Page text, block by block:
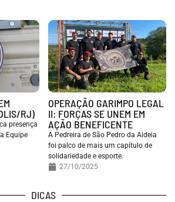
RJ)
presença
Equipe
OPERAÇÃO GARIMPO LEGAL
II: FORÇAS SE UNEM EM
AÇÃO BENEFICENTE
A Pedreira de São Pedro da Aldeia
foi palco de mais um capítulo de
solidariedade e esporte.
27/10/2025
DICAS